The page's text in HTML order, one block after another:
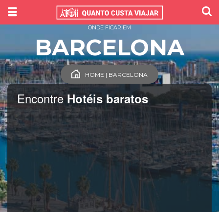
EncontreHotéis baratos
ONDE FICAR EM
BARCELONA
HOME | BARCELONA